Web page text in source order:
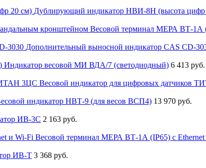
Дублирующий индикатор НВИ-8Н (высота цифр
Весовой терминал МЕРА ВТ-1А
Дополнительный выносной индикатор CAS CD-
Индикатор весовой МИ ВДА/7 (светодиодный) 6 413 руб.
Весовой индикатор для цифровых датчиков
индикатор НВТ-9 (для весов ВСП4) 13 970 руб.
ИВ-3С 2 163 руб.
Весовой терминал МЕРА ВТ-1А (IP65) с Ethernet
ИВ-Т 3 368 руб.